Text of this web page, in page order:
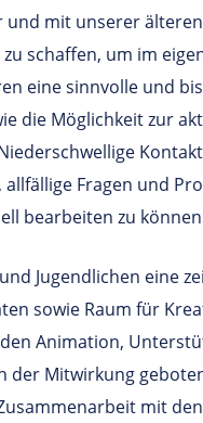
und mit unserer
schaffen, um im
eine sinnvolle und
die Möglichkeit zur
Fragen und
bearbeiten zu
Jugendlichen eine
sowie Raum für
Animation,
der Mitwirkung
mit